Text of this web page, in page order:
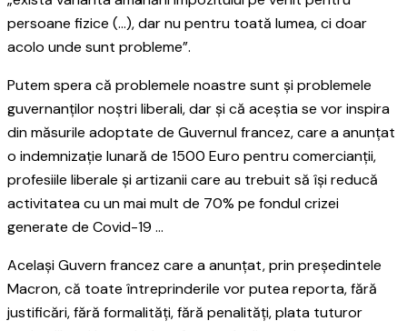
persoane fizice (…), dar nu pentru toată lumea, ci doar
acolo unde sunt probleme”.
Putem spera că problemele noastre sunt și problemele
guvernanților noștri liberali, dar și că aceștia se vor inspira
din măsurile adoptate de Guvernul francez, care a anunțat
o indemnizație lunară de 1500 Euro pentru comercianții,
profesiile liberale și artizanii care au trebuit să își reducă
activitatea cu un mai mult de 70% pe fondul crizei
generate de Covid-19 …
Același Guvern francez care a anunțat, prin președintele
Macron, că toate întreprinderile vor putea reporta, fără
justificări, fără formalități, fără penalități, plata tuturor